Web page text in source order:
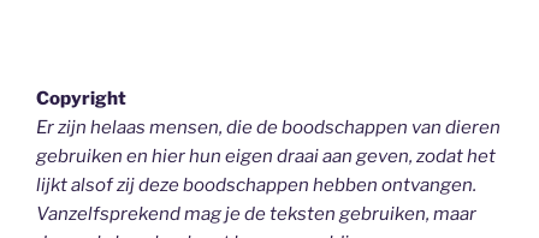
Copyright
Er zijn helaas mensen, die de boodschappen van dieren
gebruiken en hier hun eigen draai aan geven, zodat het
lijkt alsof zij deze boodschappen hebben ontvangen.
Vanzelfsprekend mag je de teksten gebruiken, maar